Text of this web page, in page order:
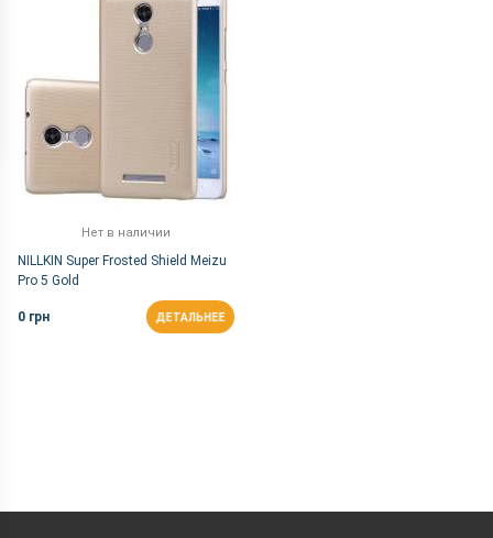
Нет в наличии
NILLKIN Super Frosted Shield Meizu
Pro 5 Gold
0 грн ДЕТАЛЬНЕЕ